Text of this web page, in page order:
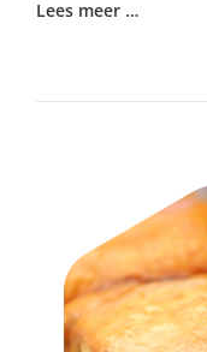
Lees meer …